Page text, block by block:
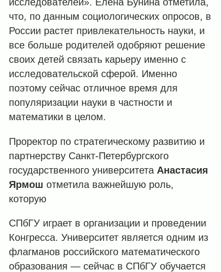
что, по данным социологических опросов, в
России растет привлекательность науки, и
все больше родителей одобряют решение
своих детей связать карьеру именно с
исследовательской сферой. Именно
поэтому сейчас отличное время для
популяризации науки в частности и
математики в целом.
Проректор по стратегическому развитию и
партнерству Санкт-Петербургского
государственного университета Анастасия
Ярмош отметила важнейшую роль,
которую
СПбГУ играет в организации и проведении
Конгресса. Университет является одним из
флагманов российского математического
образования — сейчас в СПбГУ обучается